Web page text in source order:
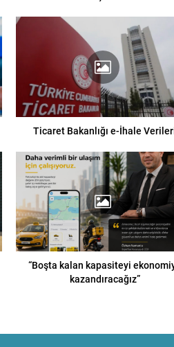
Ticaret Bakanlığı e-İhale
“Boşta kalan kapasiteyi
kazandıracağız”